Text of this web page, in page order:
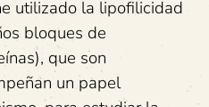
utilizado la lipofilicidad
bloques de
que son
un papel